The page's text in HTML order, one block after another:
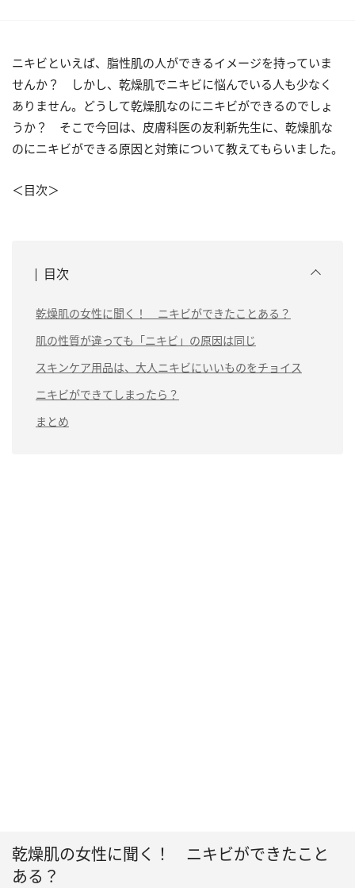
ニキビといえば、脂性肌の人ができるイメージを持っていま
せんか？ しかし、乾燥肌でニキビに悩んでいる人も少なく
ありません。どうして乾燥肌なのにニキビができるのでしょ
うか？ そこで今回は、皮膚科医の友利新先生に、乾燥肌な
のにニキビができる原因と対策について教えてもらいました。
＜目次＞
目次
乾燥肌の女性に聞く！ ニキビができたことある？
肌の性質が違っても「ニキビ」の原因は同じ
スキンケア用品は、大人ニキビにいいものをチョイス
ニキビができてしまったら？
まとめ
乾燥肌の女性に聞く！ ニキビができたこと
ある？